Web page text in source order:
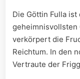
Die Göttin Fulla⁤
geheimnisvollsten
verkörpert die
Reichtum. In⁣ den
Vertraute der